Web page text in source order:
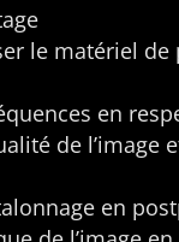
le matériel de
en
de l’image
en